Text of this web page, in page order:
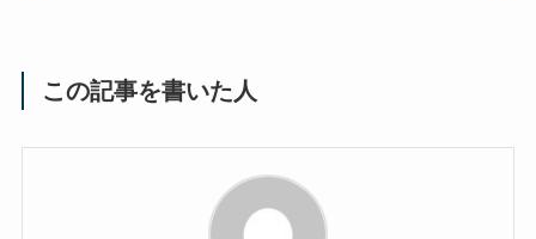
この記事を書いた人